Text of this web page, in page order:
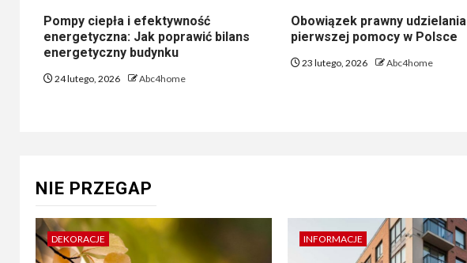
Pompy ciepła i efektywność
energetyczna: Jak poprawić bilans
energetyczny budynku
24 lutego, 2026 Abc4home
Obowiązek prawny udzielania
pierwszej pomocy w Polsce
23 lutego, 2026 Abc4home
NIE PRZEGAP
DEKORACJE INFORMACJE